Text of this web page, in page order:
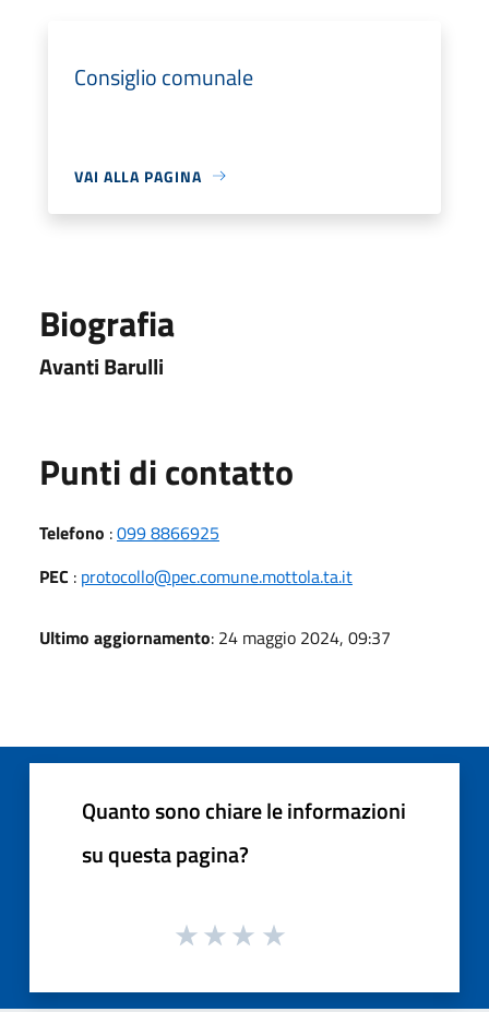
Consiglio comunale
VAI ALLA PAGINA
Biografia
Avanti Barulli
Punti di contatto
Telefono :099 8866925
PEC : protocollo@pec.comune.mottola.ta.it
Ultimo aggiornamento: 24 maggio 2024, 09:37
Quanto sono chiare le informazioni
su questa pagina?